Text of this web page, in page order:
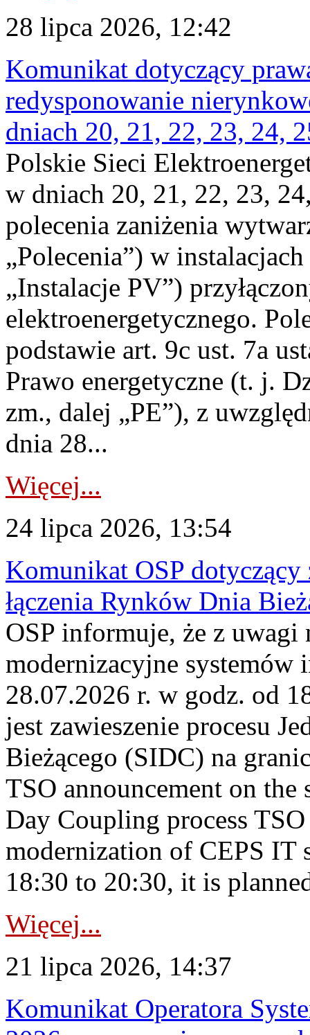
28 lipca 2026, 12:42
Komunikat dotyczący
redysponowanie
dniach 20, 21, 22, 23, 24,
Polskie Sieci
w dniach 20, 21, 22, 23,
polecenia zaniżenia
„Polecenia”) w
„Instalacje PV”)
elektroenergetycznego.
podstawie art. 9c ust. 7a
Prawo energetyczne (t. j.
zm., dalej „PE”), z
dnia 28...
Więcej...
24 lipca 2026, 13:54
Komunikat OSP dotyczący
łączenia Rynków Dnia
OSP informuje, że z uwagi
modernizacyjne
28.07.2026 r. w godz. od
jest zawieszenie procesu
Bieżącego (SIDC) na
TSO announcement on
Day Coupling process
modernization of CEPS IT
18:30 to 20:30, it is
Więcej...
21 lipca 2026, 14:37
Komunikat Operatora